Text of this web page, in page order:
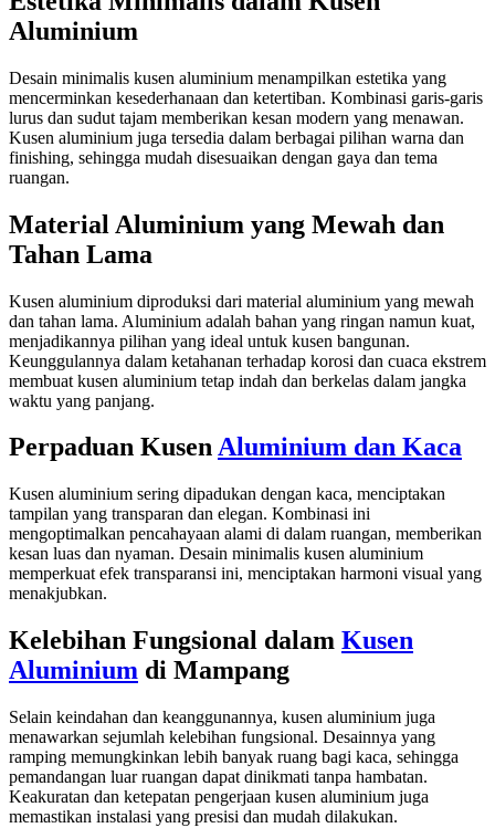
Aluminium
Desain minimalis kusen aluminium menampilkan estetika yang
mencerminkan kesederhanaan dan ketertiban. Kombinasi garis-garis
lurus dan sudut tajam memberikan kesan modern yang menawan.
Kusen aluminium juga tersedia dalam berbagai pilihan warna dan
finishing, sehingga mudah disesuaikan dengan gaya dan tema
ruangan.
Material Aluminium yang Mewah dan
Tahan Lama
Kusen aluminium diproduksi dari material aluminium yang mewah
dan tahan lama. Aluminium adalah bahan yang ringan namun kuat,
menjadikannya pilihan yang ideal untuk kusen bangunan.
Keunggulannya dalam ketahanan terhadap korosi dan cuaca ekstrem
membuat kusen aluminium tetap indah dan berkelas dalam jangka
waktu yang panjang.
Perpaduan KusenAluminium dan Kaca
Kusen aluminium sering dipadukan dengan kaca, menciptakan
tampilan yang transparan dan elegan. Kombinasi ini
mengoptimalkan pencahayaan alami di dalam ruangan, memberikan
kesan luas dan nyaman. Desain minimalis kusen aluminium
memperkuat efek transparansi ini, menciptakan harmoni visual yang
menakjubkan.
Kelebihan Fungsional dalam Kusen
Aluminium di Mampang
Selain keindahan dan keanggunannya, kusen aluminium juga
menawarkan sejumlah kelebihan fungsional. Desainnya yang
ramping memungkinkan lebih banyak ruang bagi kaca, sehingga
pemandangan luar ruangan dapat dinikmati tanpa hambatan.
Keakuratan dan ketepatan pengerjaan kusen aluminium juga
memastikan instalasi yang presisi dan mudah dilakukan.